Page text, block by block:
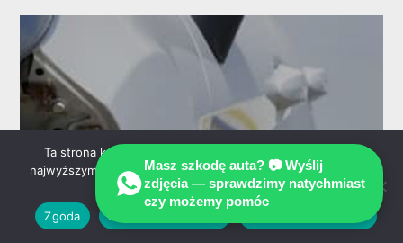
Masz szkodę auta? 📷 Wyślij
zdjęcia — sprawdzimy natychmiast
czy możemy pomóc
Ta strona korzysta z ciasteczek aby świadczyć usługi na
najwyższym poziomie. Dalsze korzystanie ze strony oznacza,
że zgadzasz się na ich użycie.
Zgoda
Nie wyrażam zgody